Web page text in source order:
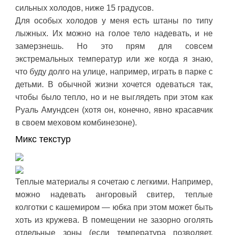
сильных холодов, ниже 15 градусов.
Для особых холодов у меня есть штаны по типу
лыжных. Их можно на голое тело надевать, и не
замерзнешь. Но это прям для совсем
экстремальных температур или же когда я знаю,
что буду долго на улице, например, играть в парке с
детьми. В обычной жизни хочется одеваться так,
чтобы было тепло, но и не выглядеть при этом как
Руаль Амундсен (хотя он, конечно, явно красавчик
в своем меховом комбинезоне).
Микс текстур
Теплые материалы я сочетаю с легкими. Например,
можно надевать ангоровый свитер, теплые
колготки с кашемиром — юбка при этом может быть
хоть из кружева. В помещении не зазорно оголять
отдельные зоны (если температура позволяет,